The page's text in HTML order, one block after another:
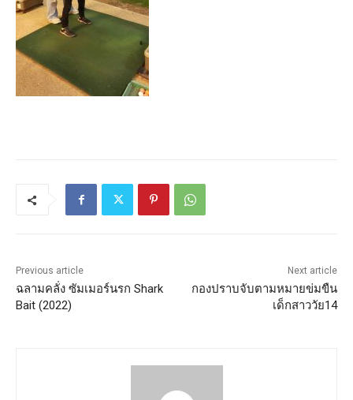
Previous article
ฉลามคลั่ง ซัมเมอร์นรก Shark
Bait (2022)
Next article
กองปราบจับตามหมายข่มขืน
เด็กสาววัย14